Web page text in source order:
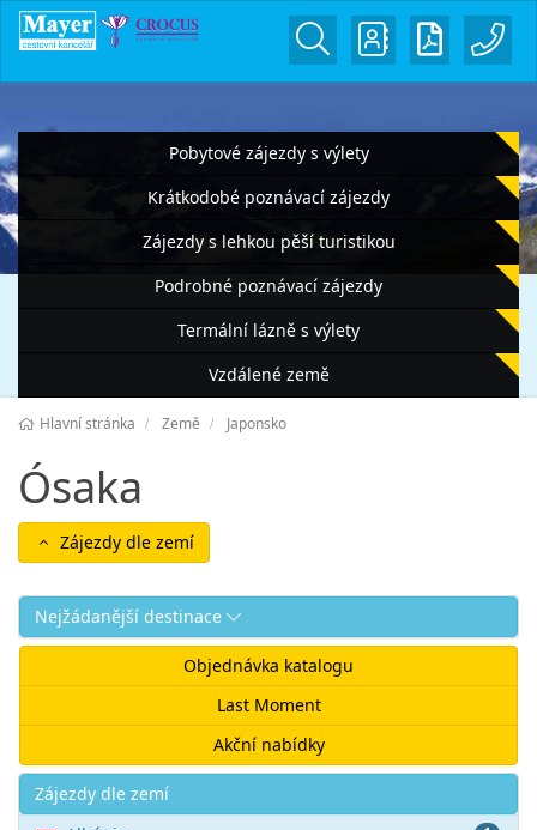
Pobytové zájezdy s výlety
Krátkodobé poznávací zájezdy
Zájezdy s lehkou pěší turistikou
Podrobné poznávací zájezdy
Termální lázně s výlety
Vzdálené země
Hlavní stránka Země Japonsko
Ósaka
Zájezdy dle zemí
Nejžádanější destinace
Objednávka katalogu
Last Moment
Akční nabídky
Akce
Zájezdy dle zemí